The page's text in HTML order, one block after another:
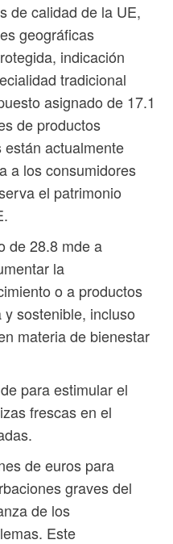
de calidad de la UE,
geográficas
indicación
tradicional
asignado de 17.1
de productos
actualmente
a los consumidores
el patrimonio
de 28.8 mde a
la
o a productos
sostenible, incluso
materia de bienestar
para estimular el
frescas en el
de euros para
graves del
de los
Este